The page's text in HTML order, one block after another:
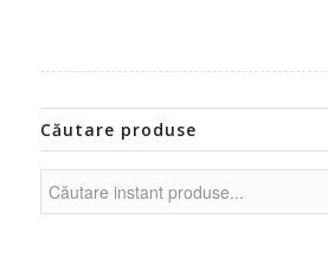
Căutare produse